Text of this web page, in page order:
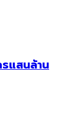
แสนล้าน